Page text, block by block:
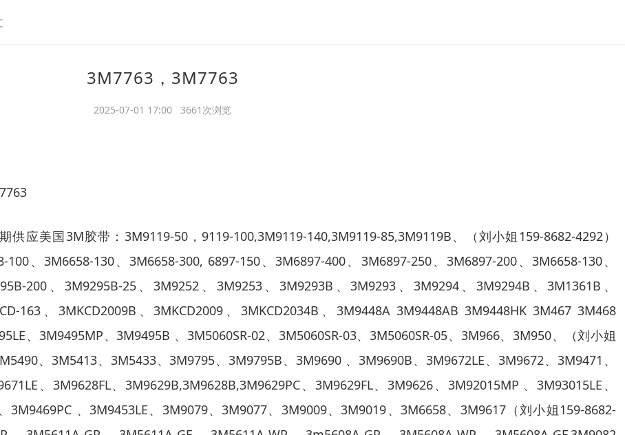
3M7763，3M7763
2025-07-01 17:00 3661次浏览
供应美国3M胶带：3M9119-50，9119-100,3M9119-140,3M9119-85,3M9119B、（刘小姐159-8682-4292）
、3M6658-130、3M6658-300, 6897-150、3M6897-400、3M6897-250、3M6897-200、3M6658-130、
200、3M9295B-25、3M9252、3M9253、3M9293B、3M9293、3M9294、3M9294B、3M1361B、
163、3MKCD2009B、3MKCD2009、3MKCD2034B、3M9448A 3M9448AB 3M9448HK 3M467 3M468
、3M9495MP、3M9495B 、3M5060SR-02、3M5060SR-03、3M5060SR-05、3M966、3M950、（刘小姐
、3M5413、3M5433、3M9795、3M9795B、3M9690 、3M9690B、3M9672LE、3M9672、3M9471、
、3M9628FL、3M9629B,3M9628B,3M9629PC、3M9629FL、3M9626、3M92015MP 、3M93015LE、
3M9469PC 、3M9453LE、3M9079、3M9077、3M9009、3M9019、3M6658、3M9617（刘小姐159-8682-